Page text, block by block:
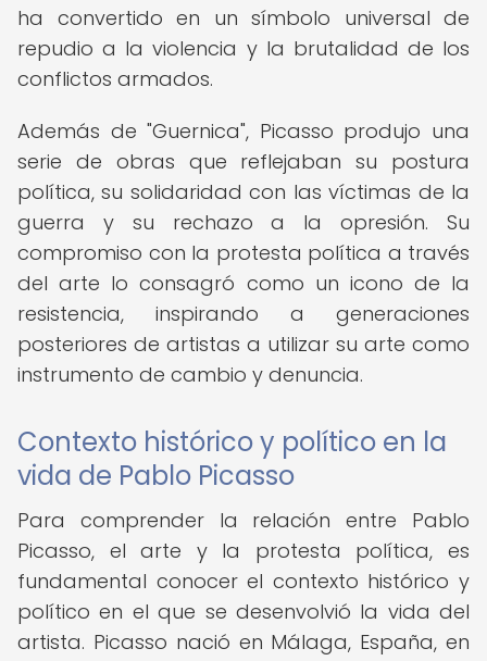
ha convertido en un símbolo universal de
repudio a la violencia y la brutalidad de los
conflictos armados.
Además de "Guernica", Picasso produjo una
serie de obras que reflejaban su postura
política, su solidaridad con las víctimas de la
guerra y su rechazo a la opresión. Su
compromiso con la protesta política a través
del arte lo consagró como un icono de la
resistencia, inspirando a generaciones
posteriores de artistas a utilizar su arte como
instrumento de cambio y denuncia.
Contexto histórico y político en la
vida de Pablo Picasso
Para comprender la relación entre Pablo
Picasso, el arte y la protesta política, es
fundamental conocer el contexto histórico y
político en el que se desenvolvió la vida del
artista. Picasso nació en Málaga, España, en